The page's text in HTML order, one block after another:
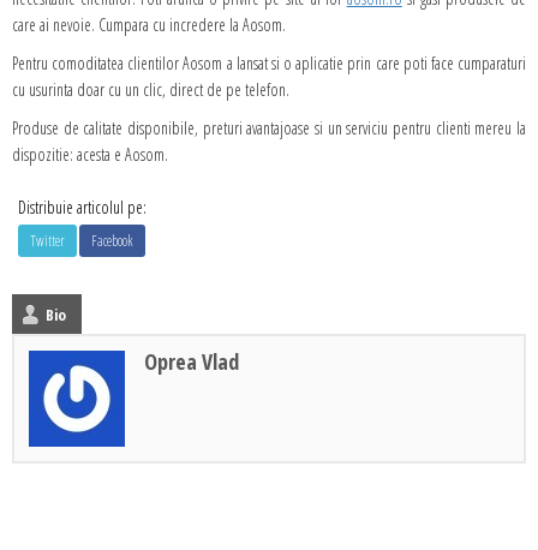
care ai nevoie. Cumpara cu incredere la Aosom.
Pentru comoditatea clientilor Aosom a lansat si o aplicatie prin care poti face cumparaturi
cu usurinta doar cu un clic, direct de pe telefon.
Produse de calitate disponibile, preturi avantajoase si un serviciu pentru clienti mereu la
dispozitie: acesta e Aosom.
Distribuie articolul pe:
Twitter Facebook
Bio
Oprea Vlad